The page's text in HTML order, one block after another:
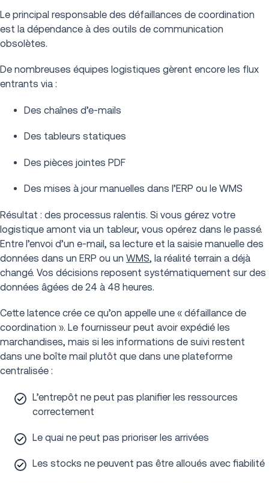
Le principal responsable des défaillances de coordination
est la dépendance à des outils de communication
obsolètes.
De nombreuses équipes logistiques gèrent encore les flux
entrants via :
Des chaînes d’e-mails
Des tableurs statiques
Des pièces jointes PDF
Des mises à jour manuelles dans l’ERP ou le WMS
Résultat : des processus ralentis. Si vous gérez votre
logistique amont via un tableur, vous opérez dans le passé.
Entre l’envoi d’un e-mail, sa lecture et la saisie manuelle des
données dans un ERP ou un WMS, la réalité terrain a déjà
changé. Vos décisions reposent systématiquement sur des
données âgées de 24 à 48 heures.
Cette latence crée ce qu’on appelle une « défaillance de
coordination ». Le fournisseur peut avoir expédié les
marchandises, mais si les informations de suivi restent
dans une boîte mail plutôt que dans une plateforme
centralisée :
L’entrepôt ne peut pas planifier les ressources
correctement
Le quai ne peut pas prioriser les arrivées
Les stocks ne peuvent pas être alloués avec fiabilité